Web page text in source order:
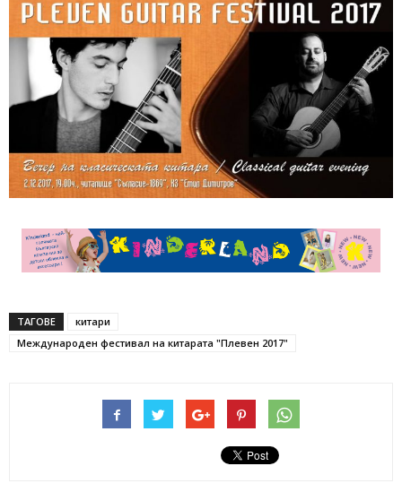
ТАГОВЕ
китари
Международен фестивал на китарата "Плевен 2017"